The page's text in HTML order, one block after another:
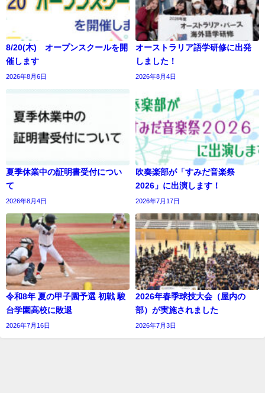
8/20(木) オープンスクールを開
催します
2026年8月6日
オーストラリア語学研修に出発
しました！
2026年8月4日
夏季休業中の証明書受付につい
て
2026年8月4日
吹奏楽部が「すみだ音楽祭
2026」に出演します！
2026年7月17日
令和8年 夏の甲子園予選 初戦 駿
台学園高校に敗退
2026年7月16日
2026年春季球技大会（屋内の
部）が実施されました
2026年7月3日